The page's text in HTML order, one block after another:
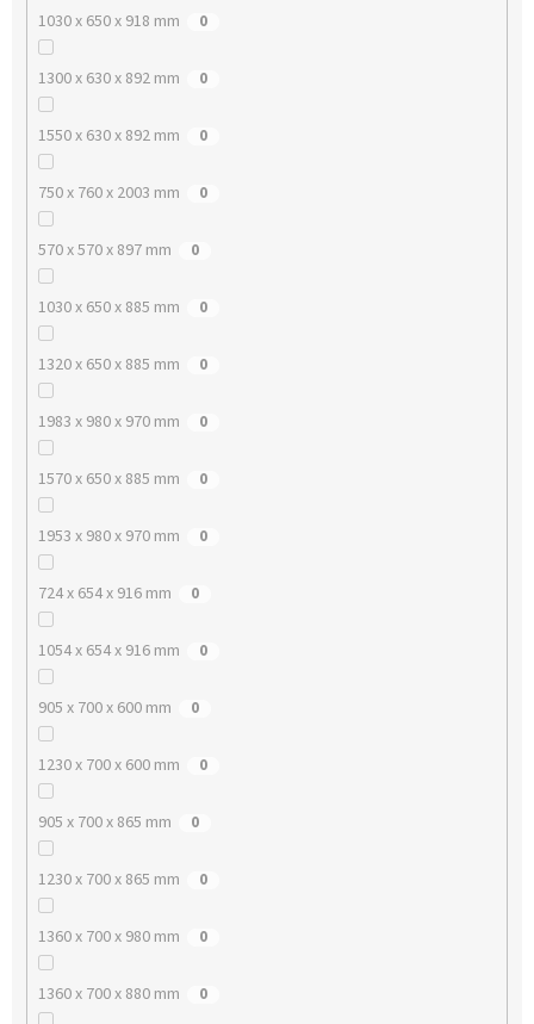
1030 x 650 x 918 mm 0
1300 x 630 x 892 mm 0
1550 x 630 x 892 mm 0
750 x 760 x 2003 mm 0
570 x 570 x 897 mm 0
1030 x 650 x 885 mm 0
1320 x 650 x 885 mm 0
1983 x 980 x 970 mm 0
1570 x 650 x 885 mm 0
1953 x 980 x 970 mm 0
724 x 654 x 916 mm 0
1054 x 654 x 916 mm 0
905 x 700 x 600 mm 0
1230 x 700 x 600 mm 0
905 x 700 x 865 mm 0
1230 x 700 x 865 mm 0
1360 x 700 x 980 mm 0
1360 x 700 x 880 mm 0